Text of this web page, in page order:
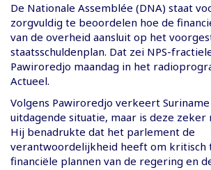
De Nationale Assemblée (DNA) staat
zorgvuldig te beoordelen hoe de
van de overheid aansluit op het
staatsschuldenplan. Dat zei NPS-
Pawiroredjo maandag in het
Actueel.
Volgens Pawiroredjo verkeert
uitdagende situatie, maar is deze zeker
Hij benadrukte dat het parlement de
verantwoordelijkheid heeft om kritisch
financiële plannen van de regering en